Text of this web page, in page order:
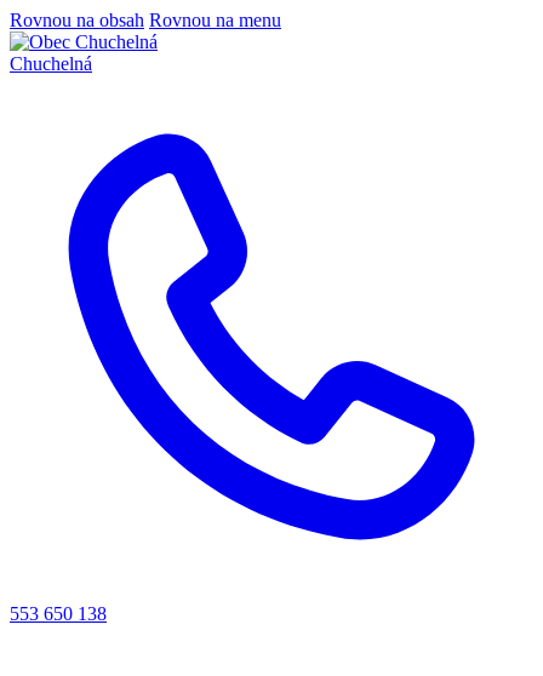
Rovnou na obsah Rovnou na menu
Chuchelná
553 650 138